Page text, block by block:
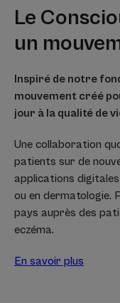
Le
un
Inspiré de notre
mouvement créé
jour à la qualité de
Une collaboration
patients sur de
applications
ou en dermatologie.
pays auprès des
eczéma.
En savoir plus